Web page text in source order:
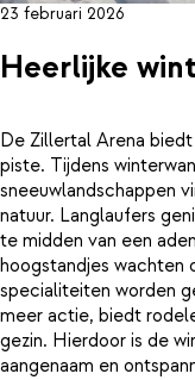
23 februari 2026
Heerlijke
De Zillertal Arena
piste. Tijdens
sneeuwlandschappen
natuur. Langlaufers
te midden van een
hoogstandjes wachten
specialiteiten worden
meer actie, biedt
gezin. Hierdoor is de
aangenaam en